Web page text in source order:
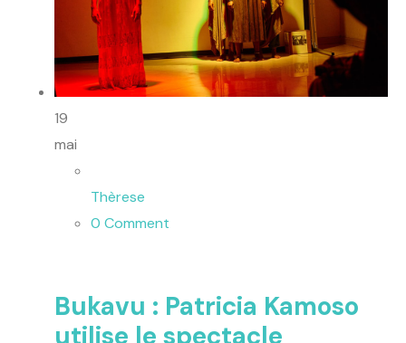
19
mai
Thèrese
0 Comment
Bukavu : Patricia Kamoso